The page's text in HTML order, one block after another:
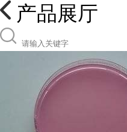
产品展厅